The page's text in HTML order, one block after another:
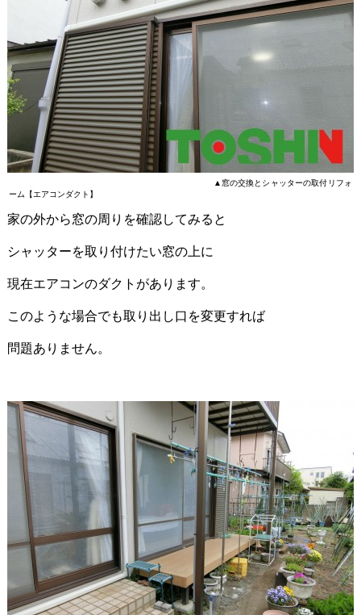
▲窓の交換とシャッターの取付リフォ
ーム【エアコンダクト】
家の外から窓の周りを確認してみると
シャッターを取り付けたい窓の上に
現在エアコンのダクトがあります。
このような場合でも取り出し口を変更すれば
問題ありません。